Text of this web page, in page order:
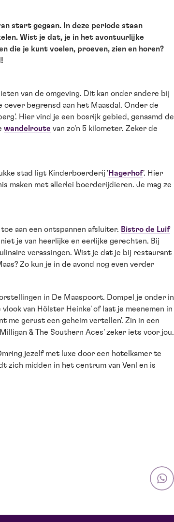
start gegaan. In deze periode staan
Wist je dat, je in het avontuurlijke
die je kunt voelen, proeven, zien en horen?
van de omgeving. Dit kan onder andere bij
begrensd aan het Maasdal. Onder de
Hier vind je een bosrijk gebied, genaamd de
wandelroute van zo'n 5 kilometer. Zeker de
stad ligt Kinderboerderij 'Hagerhof'. Hier
maken met allerlei boerderijdieren. Je mag ze
aan een ontspannen afsluiter. Bistro de Luif
je van heerlijke en eerlijke gerechten. Bij
verassingen. Wist je dat je bij restaurant
Zo kun je in de avond nog even verder
in De Maaspoort. Dompel je onder in
van Hölster Heinke' of laat je meenemen in
me gerust een geheim vertellen'. Zin in een
& The Southern Aces' zeker iets voor jou.
jezelf met luxe door een hotelkamer te
zich midden in het centrum van Venl en is